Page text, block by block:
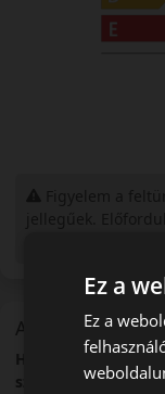
A mintázat
Hankook K125
személyautó-
Ez a
Ez a